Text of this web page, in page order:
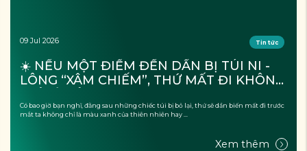
09 Jul 2026 Tin tức
☀️ NẾU MỘT ĐIỂM ĐẾN DẦN BỊ TÚI NI -
LÔNG “XÂM CHIẾM”, THỨ MẤT ĐI KHÔNG
Có bao giờ bạn nghĩ, đằng sau những chiếc túi bị bỏ lại, thứ sẽ dần biến mất đi trước
mắt ta không chỉ là màu xanh của thiên nhiên hay ...
Xem thêm